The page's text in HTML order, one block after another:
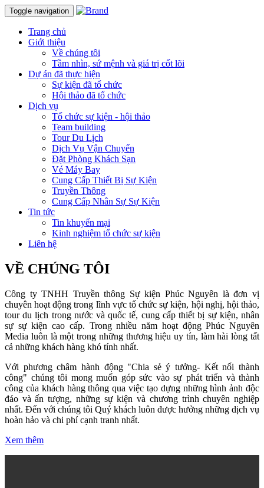
Toggle navigation
Trang chủ
Giới thiệu
Về chúng tôi
Tầm nhìn, sứ mệnh và giá trị cốt lõi
Dự án đã thực hiện
Sự kiện đã tổ chức
Hội thảo đã tổ chức
Dịch vụ
Tổ chức sự kiện - hội thảo
Team building
Tour Du Lịch
Dịch Vụ Vận Chuyển
Đặt Phòng Khách Sạn
Vé Máy Bay
Cung Cấp Thiết Bị Sự Kiện
Truyền Thông
Cung Cấp Nhân Sự Sự Kiện
Tin tức
Tin khuyến mại
Kinh nghiệm tổ chức sự kiện
Liên hệ
VỀ CHÚNG TÔI
Công ty TNHH Truyền thông Sự kiện Phúc Nguyên là đơn vị
chuyên hoạt động trong lĩnh vực tổ chức sự kiện, hội nghị, hội thảo,
tour du lịch trong nước và quốc tế, cung cấp thiết bị sự kiện, nhân
sự sự kiện cao cấp. Trong nhiều năm hoạt động Phúc Nguyên
Media luôn là một trong những thương hiệu uy tín, làm hài lòng tất
cả những khách hàng khó tính nhất.
Với phương châm hành động "Chia sẻ ý tưởng- Kết nối thành
công" chúng tôi mong muốn góp sức vào sự phát triển và thành
công của khách hàng thông qua việc tạo dựng những hình ảnh độc
đáo và ấn tượng, những sự kiện và chương trình chuyên nghiệp
nhất. Đến với chúng tôi Quý khách luôn được hưởng những dịch vụ
hoàn hảo và chi phí cạnh tranh nhất.
Xem thêm